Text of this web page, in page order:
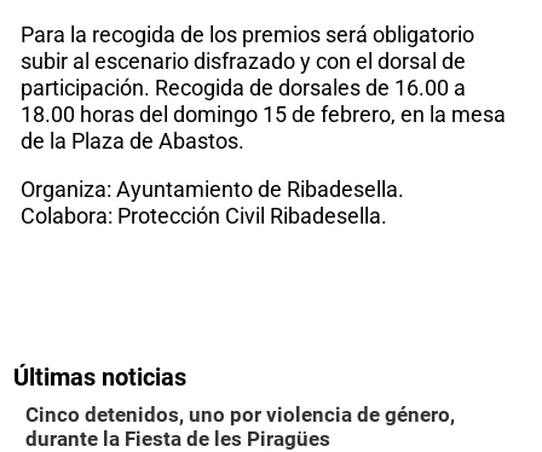
Para la recogida de los premios será obligatorio
subir al escenario disfrazado y con el dorsal de
participación. Recogida de dorsales de 16.00 a
18.00 horas del domingo 15 de febrero, en la mesa
de la Plaza de Abastos.
Organiza: Ayuntamiento de Ribadesella.
Colabora: Protección Civil Ribadesella.
Últimas noticias
Cinco detenidos, uno por violencia de género,
durante la Fiesta de les Piragües